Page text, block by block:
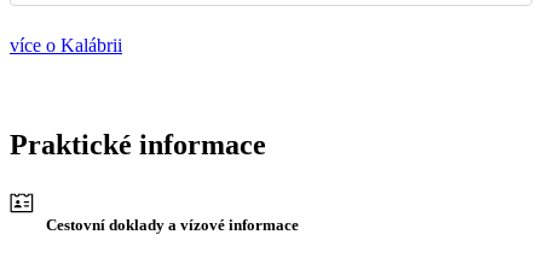
více o Kalábrii
Praktické informace
Cestovní doklady a vízové informace